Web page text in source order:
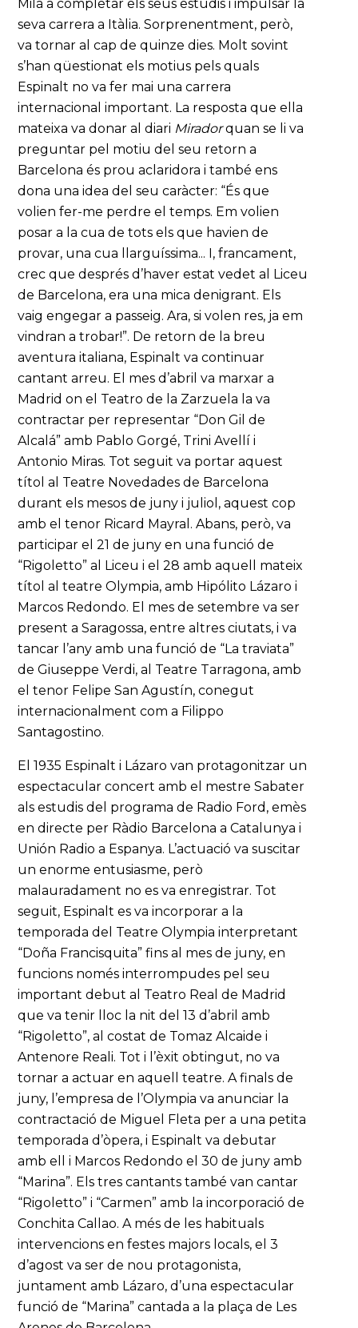
Milà a completar els seus estudis i impulsar la
seva carrera a Itàlia. Sorprenentment, però,
va tornar al cap de quinze dies. Molt sovint
s’han qüestionat els motius pels quals
Espinalt no va fer mai una carrera
internacional important. La resposta que ella
mateixa va donar al diari Miradorquan se li va
preguntar pel motiu del seu retorn a
Barcelona és prou aclaridora i també ens
dona una idea del seu caràcter: “És que
volien fer-me perdre el temps. Em volien
posar a la cua de tots els que havien de
provar, una cua llarguíssima... I, francament,
crec que després d’haver estat vedet al Liceu
de Barcelona, era una mica denigrant. Els
vaig engegar a passeig. Ara, si volen res, ja em
vindran a trobar!”. De retorn de la breu
aventura italiana, Espinalt va continuar
cantant arreu. El mes d’abril va marxar a
Madrid on el Teatro de la Zarzuela la va
contractar per representar “Don Gil de
Alcalá” amb Pablo Gorgé, Trini Avellí i
Antonio Miras. Tot seguit va portar aquest
títol al Teatre Novedades de Barcelona
durant els mesos de juny i juliol, aquest cop
amb el tenor Ricard Mayral. Abans, però, va
participar el 21 de juny en una funció de
“Rigoletto” al Liceu i el 28 amb aquell mateix
títol al teatre Olympia, amb Hipólito Lázaro i
Marcos Redondo. El mes de setembre va ser
present a Saragossa, entre altres ciutats, i va
tancar l’any amb una funció de “La traviata”
de Giuseppe Verdi, al Teatre Tarragona, amb
el tenor Felipe San Agustín, conegut
internacionalment com a Filippo
Santagostino.
El 1935 Espinalt i Lázaro van protagonitzar un
espectacular concert amb el mestre Sabater
als estudis del programa de Radio Ford, emès
en directe per Ràdio Barcelona a Catalunya i
Unión Radio a Espanya. L’actuació va suscitar
un enorme entusiasme, però
malauradament no es va enregistrar. Tot
seguit, Espinalt es va incorporar a la
temporada del Teatre Olympia interpretant
“Doña Francisquita” fins al mes de juny, en
funcions només interrompudes pel seu
important debut al Teatro Real de Madrid
que va tenir lloc la nit del 13 d’abril amb
“Rigoletto”, al costat de Tomaz Alcaide i
Antenore Reali. Tot i l’èxit obtingut, no va
tornar a actuar en aquell teatre. A finals de
juny, l’empresa de l’Olympia va anunciar la
contractació de Miguel Fleta per a una petita
temporada d’òpera, i Espinalt va debutar
amb ell i Marcos Redondo el 30 de juny amb
“Marina”. Els tres cantants també van cantar
“Rigoletto” i “Carmen” amb la incorporació de
Conchita Callao. A més de les habituals
intervencions en festes majors locals, el 3
d’agost va ser de nou protagonista,
juntament amb Lázaro, d’una espectacular
funció de “Marina” cantada a la plaça de Les